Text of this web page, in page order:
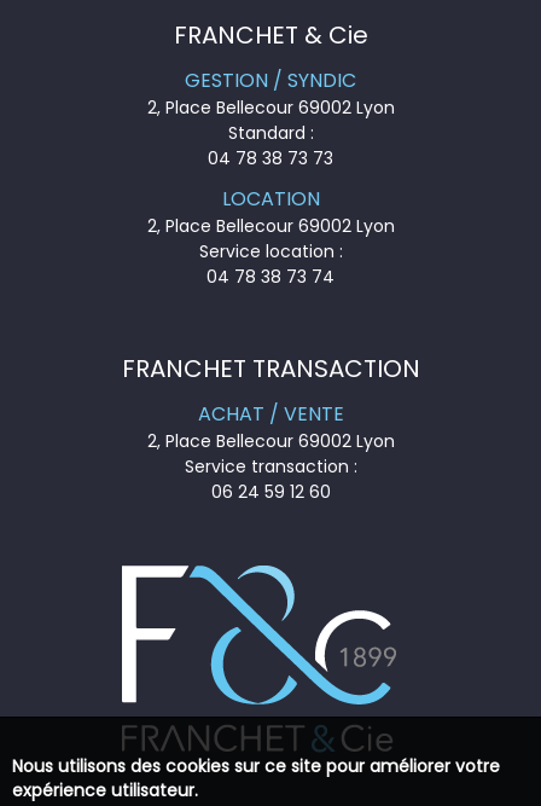
FRANCHET & Cie
GESTION / SYNDIC
2, Place Bellecour 69002 Lyon
Standard :
04 78 38 73 73
LOCATION
2, Place Bellecour 69002 Lyon
Service location :
04 78 38 73 74
FRANCHET TRANSACTION
ACHAT / VENTE
2, Place Bellecour 69002 Lyon
Service transaction :
06 24 59 12 60
Nous utilisons des cookies sur ce site pour améliorer votre
expérience utilisateur.